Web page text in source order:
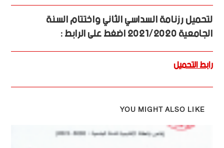
لتحميل رزنامة السداسي الثاني واختتام السنة
الجامعية 2021/2020 اضغط على الرابط :
رابط التحميل
YOU MIGHT ALSO LIKE